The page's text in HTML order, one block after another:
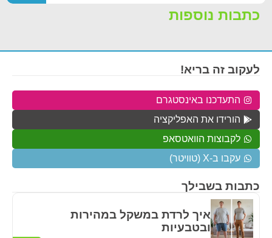
כתבות נוספות
כתבות בשבילך
איך לרדת במשקל במהירות
ובטבעיות
לעקוב זה בריא!
התעדכנו באינסטגרם
הורידו את האפליקציה
לקבוצות הוואטסאפ
עקבו ב-X (טוויטר)